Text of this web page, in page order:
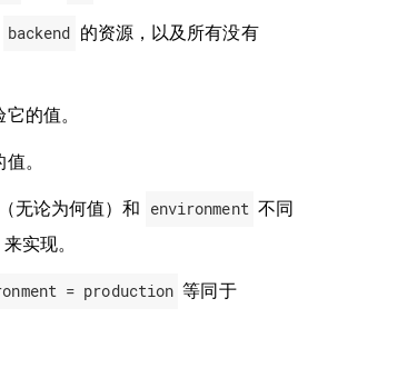
backend 的资源，以及所有没有
的值。
。
无论为何值）和 environment 不同
来实现。
= production 等同于